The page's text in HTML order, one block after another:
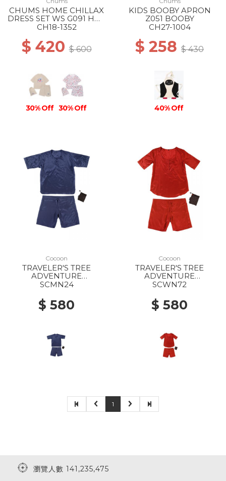
CHUMS HOME CHILLAX
DRESS SET WS G091 HOT
DOG GREIGE
CH18-1352
$ 420$ 600
30% Off 30% Off
KIDS BOOBY APRON
Z051 BOOBY
CH27-1004
$ 258 $ 430
40% Off
Cocoon
TRAVELER'S TREE
ADVENTURE
NIGHTWEAR MS tuareg
SCMN24
$ 580
Cocoon
TRAVELER'S TREE
ADVENTURE
NIGHTWEAR WS
SCWN72
$ 580
1
瀏覽人數 141,235,475